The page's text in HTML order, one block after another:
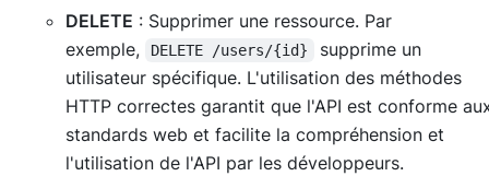
DELETE : Supprimer une ressource. Par
exemple,
DELETE /users/{id}
supprime un
utilisateur spécifique. L'utilisation des méthodes
HTTP correctes garantit que l'API est conforme
standards web et facilite la compréhension et
l'utilisation de l'API par les développeurs.